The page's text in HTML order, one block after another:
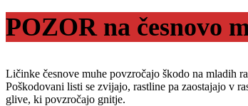
POZOR na česnovo
Ličinke česnove muhe povzročajo škodo na mladih
Poškodovani listi se zvijajo, rastline pa zaostajajo v
glive, ki povzročajo gnitje.